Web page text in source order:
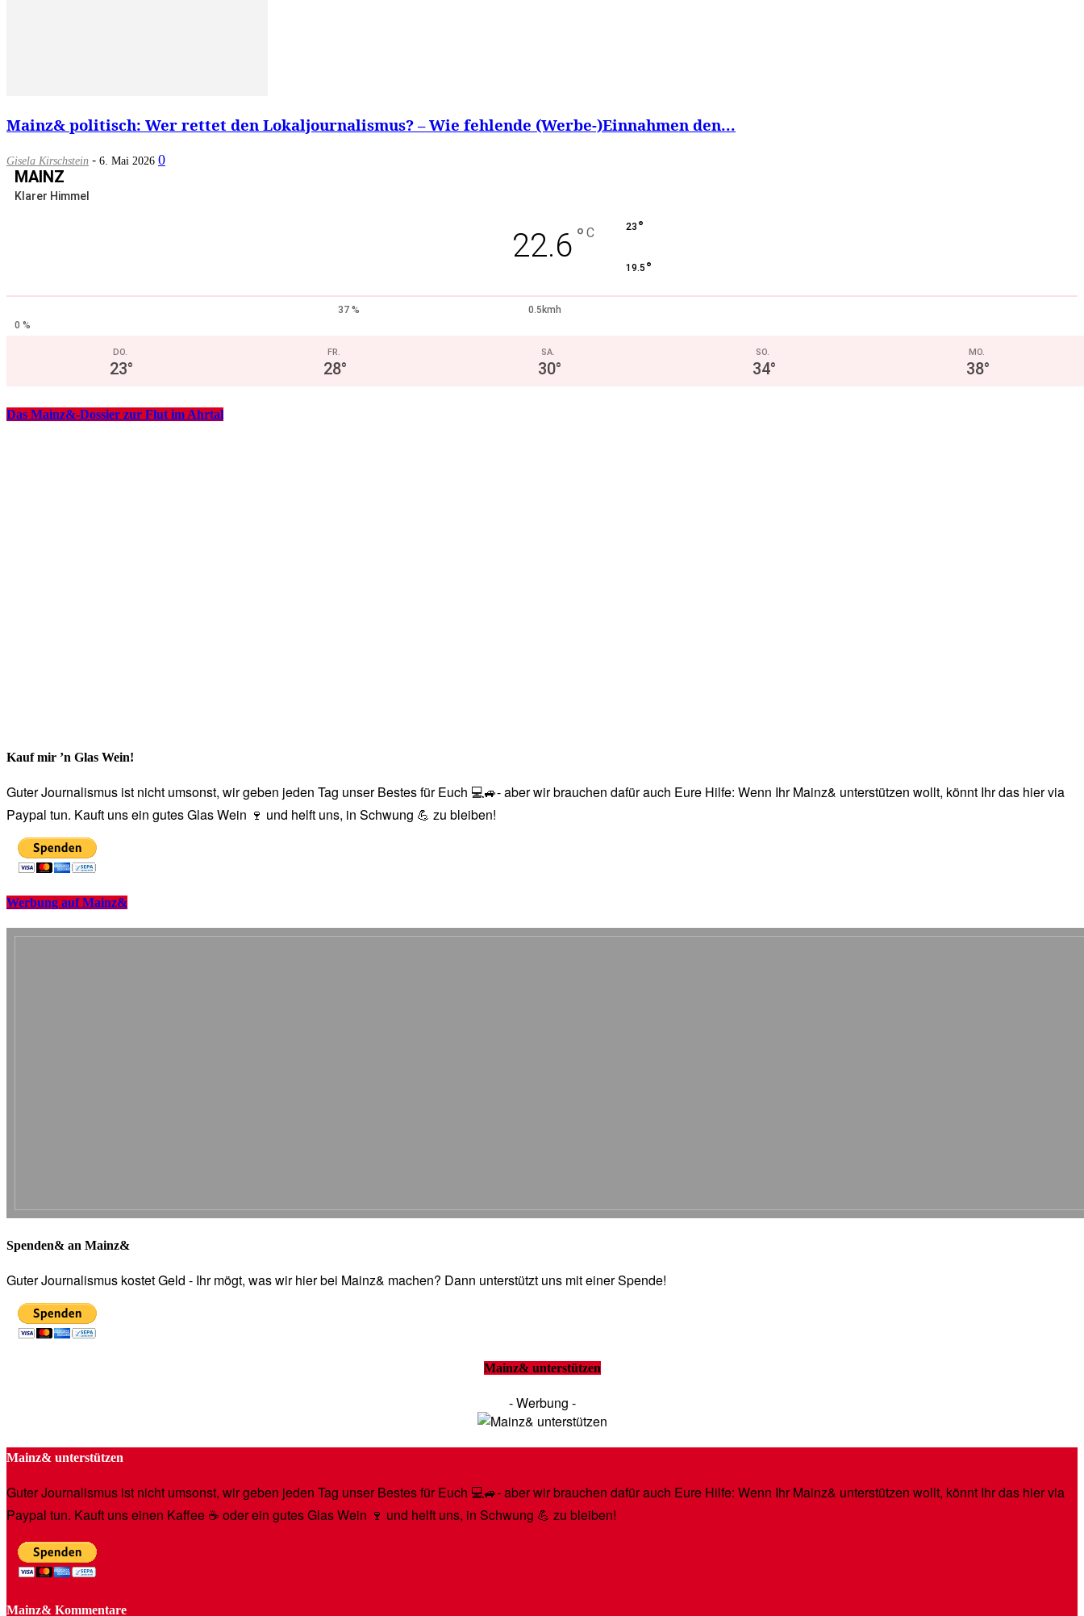
Mainz& politisch: Wer rettet den Lokaljournalismus? – Wie fehlende (Werbe-)Einnahmen den...
Gisela Kirschstein - 6. Mai 2026 0
MAINZ
Klarer Himmel
22.6 ° C 23 °
19.5 °
37 %
0.5kmh
0 %
DO.
23°
FR.
28°
SA.
30°
SO.
34°
MO.
38°
Das Mainz&-Dossier zur Flut im Ahrtal
Kauf mir ’n Glas Wein!
Guter Journalismus ist nicht umsonst, wir geben jeden Tag unser Bestes für Euch 💻🚙- aber wir brauchen dafür auch Eure Hilfe: Wenn Ihr Mainz& unterstützen wollt, könnt Ihr das hier via
Paypal tun. Kauft uns ein gutes Glas Wein 🍷 und helft uns, in Schwung 💪 zu bleiben!
Werbung auf Mainz&
Spenden& an Mainz&
Guter Journalismus kostet Geld - Ihr mögt, was wir hier bei Mainz& machen? Dann unterstützt uns mit einer Spende!
Mainz& unterstützen
- Werbung -
Mainz& unterstützen
Guter Journalismus ist nicht umsonst, wir geben jeden Tag unser Bestes für Euch 💻🚙- aber wir brauchen dafür auch Eure Hilfe: Wenn Ihr Mainz& unterstützen wollt, könnt Ihr das hier via
Paypal tun. Kauft uns einen Kaffee ☕️ oder ein gutes Glas Wein 🍷 und helft uns, in Schwung 💪 zu bleiben!
Mainz& Kommentare